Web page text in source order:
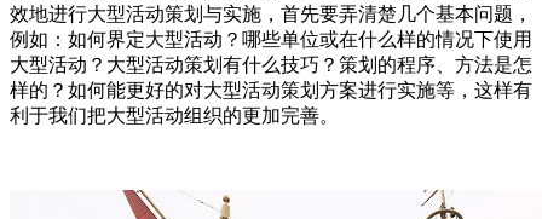
效地进行大型活动策划与实施，首先要弄清楚几个基本问题，
例如：如何界定大型活动？哪些单位或在什么样的情况下使用
大型活动？大型活动策划有什么技巧？策划的程序、方法是怎
样的？如何能更好的对大型活动策划方案进行实施等，这样有
利于我们把大型活动组织的更加完善。